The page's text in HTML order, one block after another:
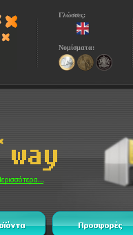
Γλώσσες:
Νομίσματα: